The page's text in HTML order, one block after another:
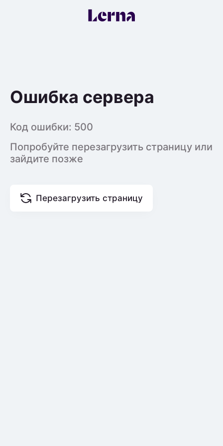
Ошибка сервера
Код ошибки: 500
Попробуйте перезагрузить страницу или
зайдите позже
Перезагрузить страницу